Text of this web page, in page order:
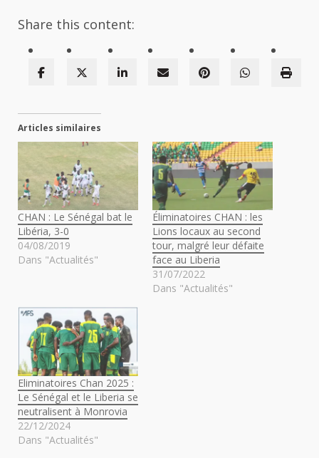
Share this content:
Articles similaires
CHAN : Le Sénégal bat le
Libéria, 3-0
04/08/2019
Dans "Actualités"
Éliminatoires CHAN : les
Lions locaux au second
tour, malgré leur défaite
face au Liberia
31/07/2022
Dans "Actualités"
Eliminatoires Chan 2025 :
Le Sénégal et le Liberia se
neutralisent à Monrovia
22/12/2024
Dans "Actualités"